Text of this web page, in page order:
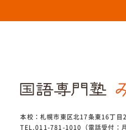
本校：札幌市東区北17条東16丁目
TEL.011-781-1010（電話受付：